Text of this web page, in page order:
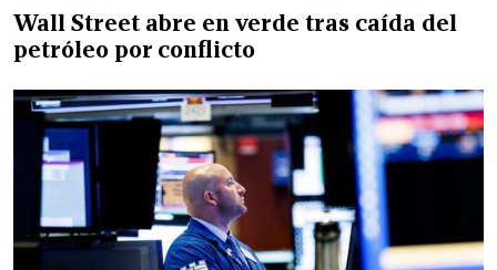
Wall Street abre en verde tras caída del
petróleo por conflicto